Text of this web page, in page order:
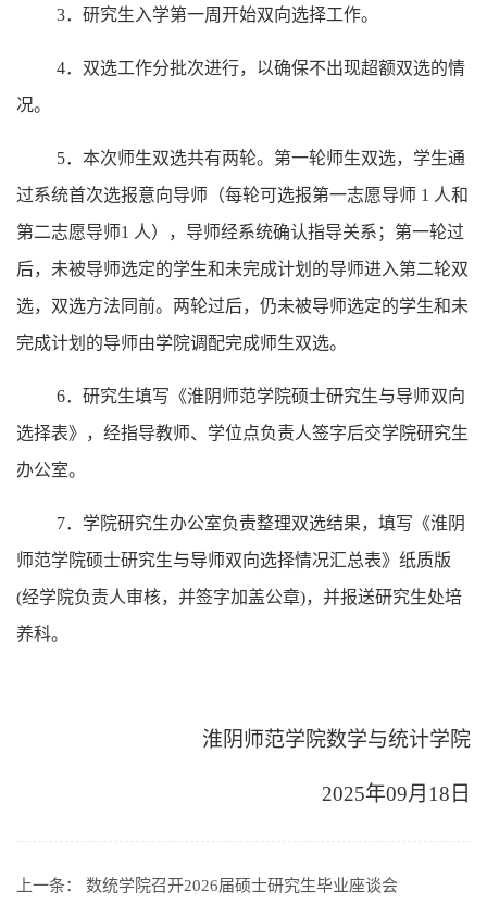
3．研究生入学第一周开始双向选择工作。
4．双选工作分批次进行，以确保不出现超额双选的情
况。
5．本次师生双选共有两轮。第一轮师生双选，学生通
过系统首次选报意向导师（每轮可选报第一志愿导师 1 人和
第二志愿导师1 人），导师经系统确认指导关系；第一轮过
后，未被导师选定的学生和未完成计划的导师进入第二轮双
选，双选方法同前。两轮过后，仍未被导师选定的学生和未
完成计划的导师由学院调配完成师生双选。
6．研究生填写《淮阴师范学院硕士研究生与导师双向
选择表》，经指导教师、学位点负责人签字后交学院研究生
办公室。
7．学院研究生办公室负责整理双选结果，填写 《淮阴
师范学院硕士研究生与导师双向选择情况汇总表》纸质版
(经学院负责人审核，并签字加盖公章)，并报送研究生处培
养科。
淮阴师范学院数学与统计学院
2025年09月 18 日
上一条： 数统学院召开2026届硕士研究生毕业座谈会